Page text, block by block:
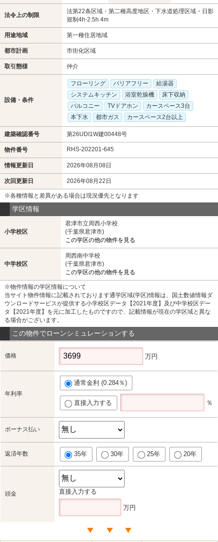
法令上の制限
法第22条区域・第二種高度地区・下水道処理区域・日影
規制4h-2.5h 4m
用途地域 第一種住居地域
都市計画 市街化区域
取引態様 仲介
設備・条件
フローリング バリアフリー
給湯器
システムキッチン
浴室乾燥機
床下収納
バルコニー
TVドアホン
カースペース3台
本下水
都市ガス カースペース2台以上
建築確認番号 第26UDI1W建00448号
物件番号 RHS-202201-645
情報更新日 2026年08月08日
次回更新日 2026年08月22日
※各種情報と差異がある場合は現況優先となります
学区情報
小学校区
君津市立周西小学校
(千葉県君津市)
この学区の他の物件を見る
中学校区
周西南中学校
(千葉県君津市)
この学区の他の物件を見る
※物件情報の学区情報について
当サイト物件情報に記載されております通学区域(学区)情報は、国土数値情報ダ
ウンロードサービスが提供する小学校区データ【2021年度】及び中学校区デー
タ【2021年度】を元に加工したものですので、記載情報が現在の学区域と異な
る場合がございます。
この物件でローンシミュレーションする
価格 万円
年利率
通常金利 (0.284％)
直接入力する ％
ボーナス払い
返済年数 35年 30年 25年 20年
頭金 直接入力する
万円